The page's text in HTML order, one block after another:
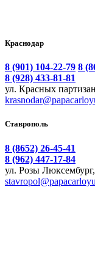
Краснодар
8 (901) 104-22-79 8
8 (928) 433-81-81
ул. Красных
Ставрополь
8 (8652) 26-45-41
8 (962) 447-17-84
ул. Розы